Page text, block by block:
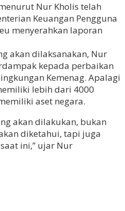
Nur Kholis telah
Keuangan Pengguna
menyerahkan laporan
akan dilaksanakan, Nur
kepada perbaikan
Kemenag. Apalagi
lebih dari 4000
aset negara.
akan dilakukan, bukan
diketahui, tapi juga
ini,” ujar Nur